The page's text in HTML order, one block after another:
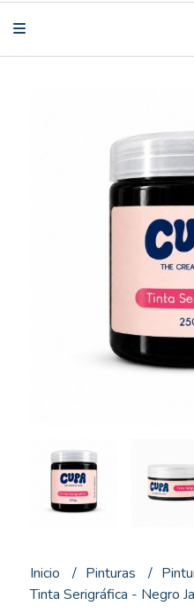
Inicio Pinturas
Tinta Serigráfica - Negro